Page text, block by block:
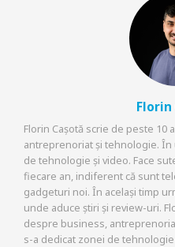
Florin
Florin Cașotă scrie de peste 10
antreprenoriat și tehnologie. În
de tehnologie și video. Face
fiecare an, indiferent că sunt
gadgeturi noi. În același timp
unde aduce știri și review-uri.
despre business,
s-a dedicat zonei de tehnologie